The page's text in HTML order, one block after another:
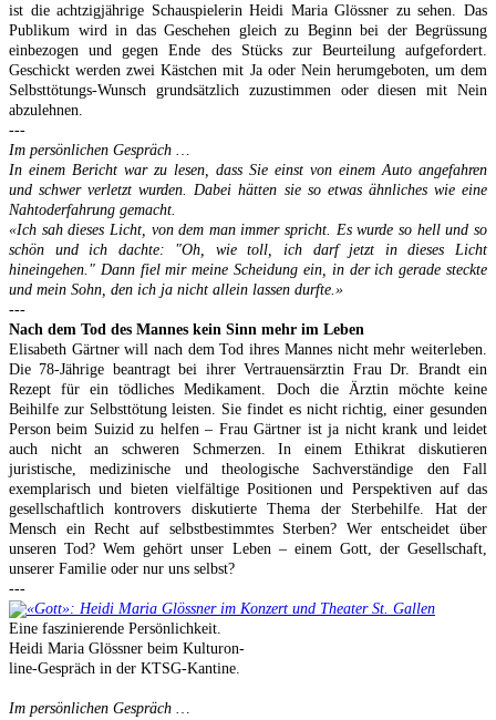
ist die achtzigjährige Schauspielerin Heidi Maria Glössner zu sehen. Das
Publikum wird in das Geschehen gleich zu Beginn bei der Begrüssung
einbezogen und gegen Ende des Stücks zur Beurteilung aufgefordert.
Geschickt werden zwei Kästchen mit Ja oder Nein herumgeboten, um dem
Selbsttötungs-Wunsch grundsätzlich zuzustimmen oder diesen mit Nein
abzulehnen.
---
Im persönlichen Gespräch …
In einem Bericht war zu lesen, dass Sie einst von einem Auto angefahren
und schwer verletzt wurden. Dabei hätten sie so etwas ähnliches wie eine
Nahtoderfahrung gemacht.
«Ich sah dieses Licht, von dem man immer spricht. Es wurde so hell und so
schön und ich dachte: "Oh, wie toll, ich darf jetzt in dieses Licht
hineingehen." Dann fiel mir meine Scheidung ein, in der ich gerade steckte
und mein Sohn, den ich ja nicht allein lassen durfte.»
---
Nach dem Tod des Mannes kein Sinn mehr im Leben
Elisabeth Gärtner will nach dem Tod ihres Mannes nicht mehr weiterleben.
Die 78-Jährige beantragt bei ihrer Vertrauensärztin Frau Dr. Brandt ein
Rezept für ein tödliches Medikament. Doch die Ärztin möchte keine
Beihilfe zur Selbsttötung leisten. Sie findet es nicht richtig, einer gesunden
Person beim Suizid zu helfen – Frau Gärtner ist ja nicht krank und leidet
auch nicht an schweren Schmerzen. In einem Ethikrat diskutieren
juristische, medizinische und theologische Sachverständige den Fall
exemplarisch und bieten vielfältige Positionen und Perspektiven auf das
gesellschaftlich kontrovers diskutierte Thema der Sterbehilfe. Hat der
Mensch ein Recht auf selbstbestimmtes Sterben? Wer entscheidet über
unseren Tod? Wem gehört unser Leben – einem Gott, der Gesellschaft,
unserer Familie oder nur uns selbst?
---
Eine faszinierende Persönlichkeit.
Heidi Maria Glössner beim Kulturon-
line-Gespräch in der KTSG-Kantine.
Im persönlichen Gespräch …